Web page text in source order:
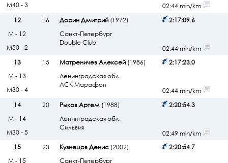
М40 - 3
02:44 min/km
12
16 Дорин Дмитрий(1972)
Санкт-Петербург
Double Club
2:17:09.6
М - 12
М50 - 2
02:44 min/km
13
15 Матреничев Алексей(1986)
Ленинградская обл.
АСК Марафон
2:17:23.0
М - 13
М30 - 4
02:44 min/km
14
20 Рыков Артем(1988)
Ленинградская обл.
Сильвия
2:20:54.3
М - 14
М30 - 5
02:49 min/km
15
23 Кузнецов Денис(2002)
Санкт-Петербург
2:20:54.7
М - 15